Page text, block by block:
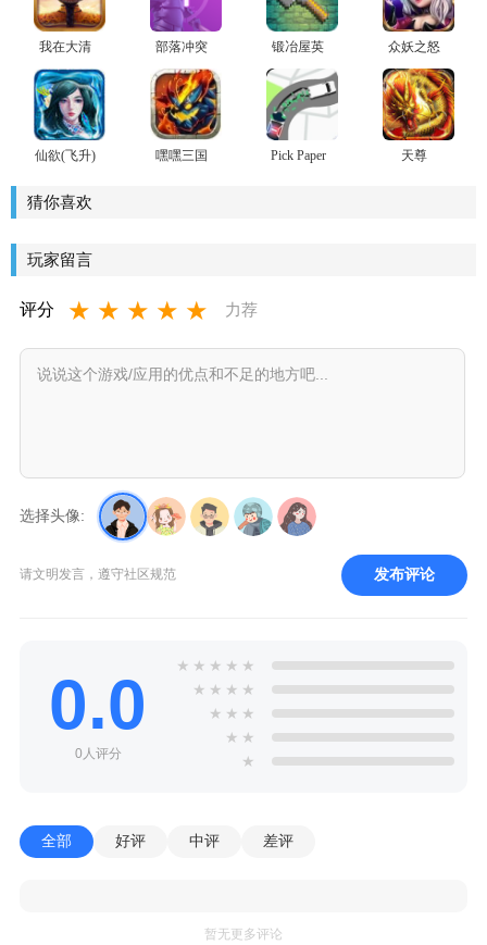
我在大清
当皇帝HD
部落冲突
特殊兵种
无限兵力
破解版
锻冶屋英
雄谭(像素
经营)安卓
版
众妖之怒
仙欲(飞升) 嘿嘿三国
Pick Paper
天尊
猜你喜欢
玩家留言
评分 ★ ★ ★ ★ ★ 力荐
选择头像:
请文明发言，遵守社区规范 发布评论
0.0
0人评分
★ ★ ★ ★ ★
★ ★ ★ ★
★ ★ ★
★ ★
★
全部 好评 中评 差评
暂无更多评论